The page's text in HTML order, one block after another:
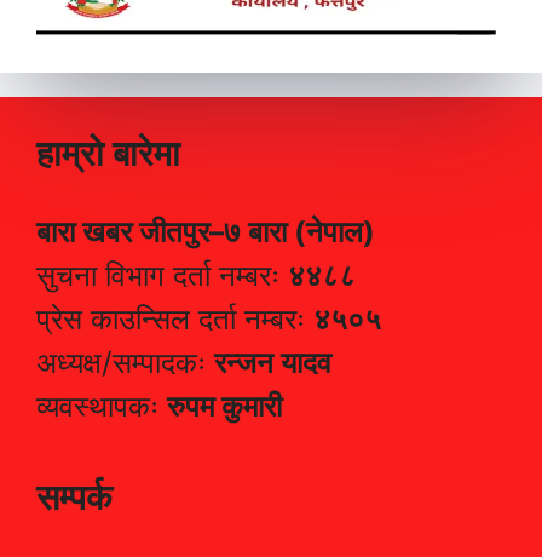
हाम्रो बारेमा
बारा खबर जीतपुर–७ बारा (नेपाल)
सुचना विभाग दर्ता नम्बरः ४४८८
प्रेस काउन्सिल दर्ता नम्बरः ४५०५
अध्यक्ष/सम्पादकःरन्जन यादव
व्यवस्थापकःरुपम कुमारी
सम्पर्क